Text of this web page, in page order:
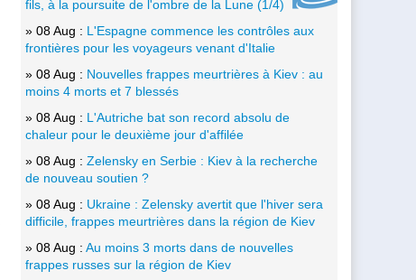
fils, à la poursuite de l'ombre de la Lune (1/4)
» 08 Aug : L'Espagne commence les contrôles aux
frontières pour les voyageurs venant d'Italie
» 08 Aug : Nouvelles frappes meurtrières à Kiev : au
moins 4 morts et 7 blessés
» 08 Aug : L'Autriche bat son record absolu de
chaleur pour le deuxième jour d'affilée
» 08 Aug : Zelensky en Serbie : Kiev à la recherche
de nouveau soutien ?
» 08 Aug : Ukraine : Zelensky avertit que l'hiver sera
difficile, frappes meurtrières dans la région de Kiev
» 08 Aug : Au moins 3 morts dans de nouvelles
frappes russes sur la région de Kiev